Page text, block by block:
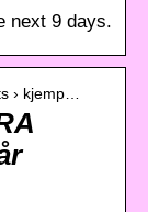
next 9 days.
› kjemp…